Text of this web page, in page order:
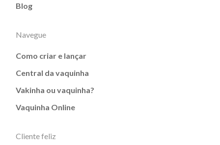
Blog
Navegue
Como criar e lançar
Central da vaquinha
Vakinha ou vaquinha?
Vaquinha Online
Cliente feliz